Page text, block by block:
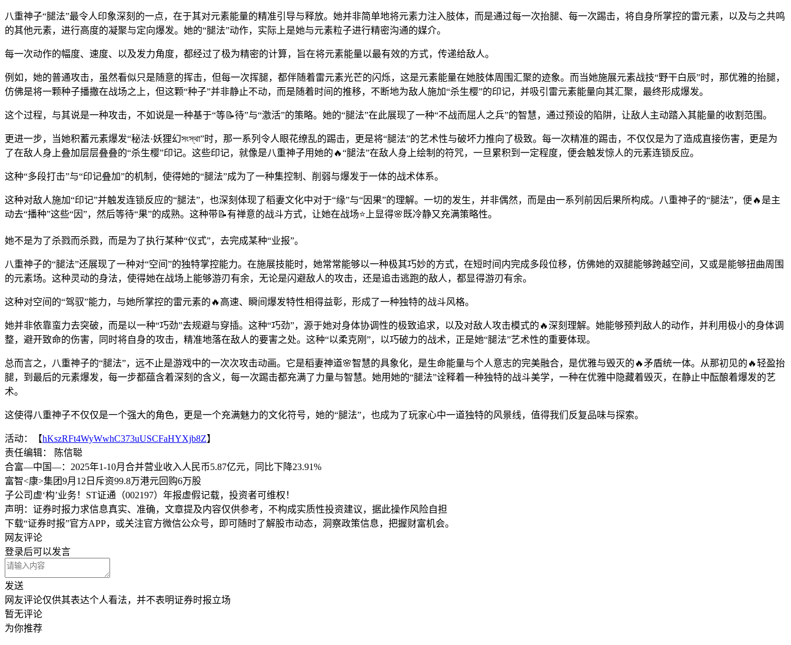
八重神子“腿法”最令人印象深刻的一点，在于其对元素能量的精准引导与释放。她并非简单地将元素力注入肢体，而是通过每一次抬腿、每一次踢击，将自身所掌控的雷元素，以及与之共鸣
的其他元素，进行高度的凝聚与定向爆发。她的“腿法”动作，实际上是她与元素粒子进行精密沟通的媒介。
每一次动作的幅度、速度、以及发力角度，都经过了极为精密的计算，旨在将元素能量以最有效的方式，传递给敌人。
例如，她的普通攻击，虽然看似只是随意的挥击，但每一次挥腿，都伴随着雷元素光芒的闪烁，这是元素能量在她肢体周围汇聚的迹象。而当她施展元素战技“野干白辰”时，那优雅的抬腿，
仿佛是将一颗种子播撒在战场之上，但这颗“种子”并非静止不动，而是随着时间的推移，不断地为敌人施加“杀生樱”的印记，并吸引雷元素能量向其汇聚，最终形成爆发。
这个过程，与其说是一种攻击，不如说是一种基于“等📝待”与“激活”的策略。她的“腿法”在此展现了一种“不战而屈人之兵”的智慧，通过预设的陷阱，让敌人主动踏入其能量的收割范围。
更进一步，当她积蓄元素爆发“秘法·妖狸幻সংস্থা”时，那一系列令人眼花缭乱的踢击，更是将“腿法”的艺术性与破坏力推向了极致。每一次精准的踢击，不仅仅是为了造成直接伤害，更是为
了在敌人身上叠加层层叠叠的“杀生樱”印记。这些印记，就像是八重神子用她的🔥“腿法”在敌人身上绘制的符咒，一旦累积到一定程度，便会触发惊人的元素连锁反应。
这种“多段打击”与“印记叠加”的机制，使得她的“腿法”成为了一种集控制、削弱与爆发于一体的战术体系。
这种对敌人施加“印记”并触发连锁反应的“腿法”，也深刻体现了稻妻文化中对于“缘”与“因果”的理解。一切的发生，并非偶然，而是由一系列前因后果所构成。八重神子的“腿法”，便🔥是主
动去“播种”这些“因”，然后等待“果”的成熟。这种带📝有禅意的战斗方式，让她在战场⭐上显得🌸既冷静又充满策略性。
她不是为了杀戮而杀戮，而是为了执行某种“仪式”，去完成某种“业报”。
八重神子的“腿法”还展现了一种对“空间”的独特掌控能力。在施展技能时，她常常能够以一种极其巧妙的方式，在短时间内完成多段位移，仿佛她的双腿能够跨越空间，又或是能够扭曲周围
的元素场。这种灵动的身法，使得她在战场上能够游刃有余，无论是闪避敌人的攻击，还是追击逃跑的敌人，都显得游刃有余。
这种对空间的“驾驭”能力，与她所掌控的雷元素的🔥高速、瞬间爆发特性相得益彰，形成了一种独特的战斗风格。
她并非依靠蛮力去突破，而是以一种“巧劲”去规避与穿插。这种“巧劲”，源于她对身体协调性的极致追求，以及对敌人攻击模式的🔥深刻理解。她能够预判敌人的动作，并利用极小的身体调
整，避开致命的伤害，同时将自身的攻击，精准地落在敌人的要害之处。这种“以柔克刚”，以巧破力的战术，正是她“腿法”艺术性的重要体现。
总而言之，八重神子的“腿法”，远不止是游戏中的一次次攻击动画。它是稻妻神道🌸智慧的具象化，是生命能量与个人意志的完美融合，是优雅与毁灭的🔥矛盾统一体。从那初见的🔥轻盈抬
腿，到最后的元素爆发，每一步都蕴含着深刻的含义，每一次踢击都充满了力量与智慧。她用她的“腿法”诠释着一种独特的战斗美学，一种在优雅中隐藏着毁灭，在静止中酝酿着爆发的艺
术。
这使得八重神子不仅仅是一个强大的角色，更是一个充满魅力的文化符号，她的“腿法”，也成为了玩家心中一道独特的风景线，值得我们反复品味与探索。
活动：【hKszRFt4WyWwhC373uUSCFaHYXjb8Z】
责任编辑： 陈信聪
合富—中国—：2025年1-10月合并营业收入人民币5.87亿元，同比下降23.91%
富智<康>集团9月12日斥资99.8万港元回购6万股
子公司虚‘构’业务！ST证通（002197）年报虚假记载，投资者可维权！
声明：证券时报力求信息真实、准确，文章提及内容仅供参考，不构成实质性投资建议，据此操作风险自担
下载“证券时报”官方APP，或关注官方微信公众号，即可随时了解股市动态，洞察政策信息，把握财富机会。
网友评论
登录后可以发言
发送
网友评论仅供其表达个人看法，并不表明证券时报立场
暂无评论
为你推荐